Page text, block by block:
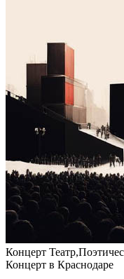
Концерт
Концерт в Краснодаре